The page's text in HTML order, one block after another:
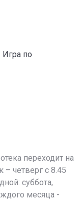
по
переходит на
– четверг с 8.45
суббота,
месяца -